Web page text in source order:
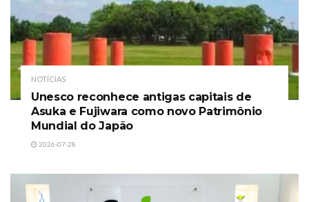
NOTÍCIAS
Unesco reconhece antigas capitais de
Asuka e Fujiwara como novo Patrimônio
Mundial do Japão
2026-07-28